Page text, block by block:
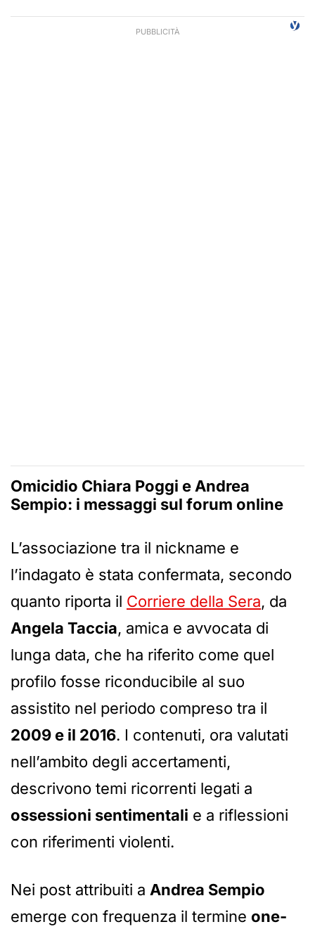
Omicidio Chiara Poggi e Andrea
Sempio: i messaggi sul forum online
L’associazione tra il nickname e
l’indagato è stata confermata, secondo
quanto riporta il Corriere della Sera, da
Angela Taccia, amica e avvocata di
lunga data, che ha riferito come quel
profilo fosse riconducibile al suo
assistito nel periodo compreso tra il
2009 e il 2016. I contenuti, ora valutati
nell’ambito degli accertamenti,
descrivono temi ricorrenti legati a
ossessioni sentimentali e a riflessioni
con riferimenti violenti.
Nei post attribuiti a Andrea Sempio
emerge con frequenza il termine one-